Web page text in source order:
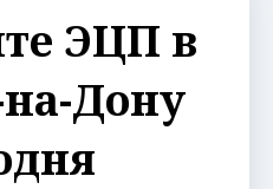
ЭЦП в
Дону